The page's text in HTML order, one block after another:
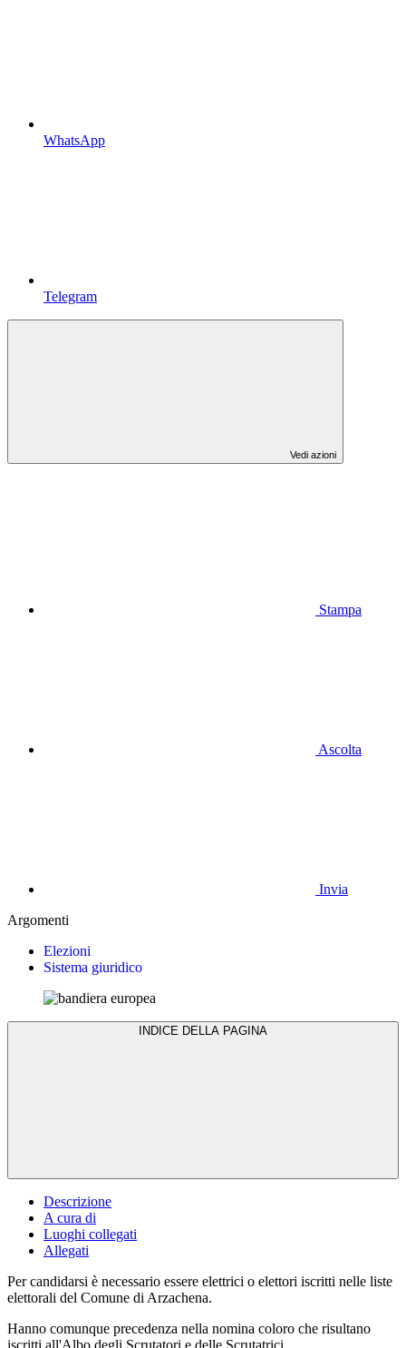
WhatsApp
Telegram
Vedi azioni
Stampa
Ascolta
Invia
Argomenti
Elezioni
Sistema giuridico
Descrizione
A cura di
Luoghi collegati
Allegati
Per candidarsi è necessario essere elettrici o elettori iscritti nelle liste
elettorali del Comune di Arzachena.
Hanno comunque precedenza nella nomina coloro che risultano
iscritti all'Albo degli Scrutatori e delle Scrutatrici.